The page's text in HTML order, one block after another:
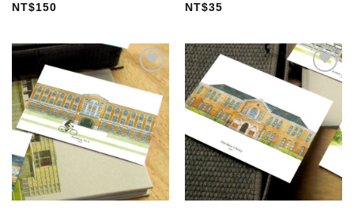
NT$150
NT$35
加入
「願
望輕
單」
加入
「願
望輕
單」